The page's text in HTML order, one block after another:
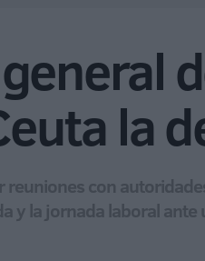
la
con
y la jornada laboral